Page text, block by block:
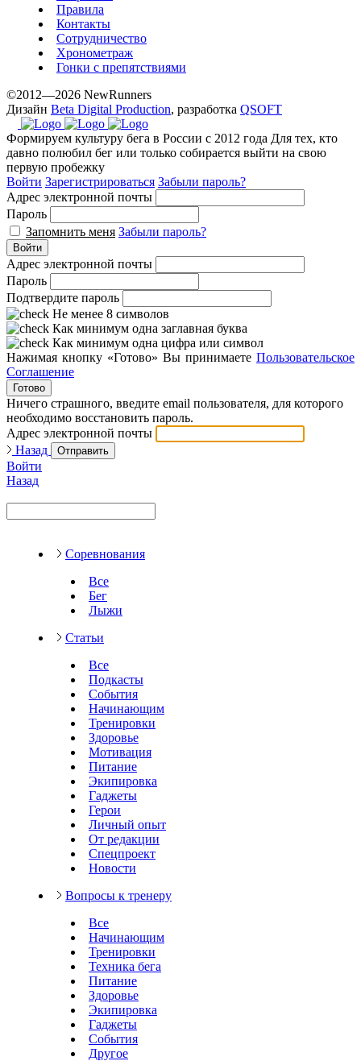
Правила
Контакты
Сотрудничество
Хронометраж
Гонки с препятствиями
©2012—2026 NewRunners
Дизайн Beta Digital Production, разработка QSOFT
Формируем культуру бега в России с 2012 года Для тех, кто
давно полюбил бег или только собирается выйти на свою
первую пробежку
Войти Зарегистрироваться Забыли пароль?
Адрес электронной почты
Пароль
Запомнить меня Забыли пароль?
Войти
Адрес электронной почты
Пароль
Подтвердите пароль
Не менее 8 символов
Как минимум одна заглавная буква
Как минимум одна цифра или символ
Нажимая кнопку «Готово» Вы принимаете Пользовательское
Соглашение
Готово
Ничего страшного, введите email пользователя, для которого
необходимо восстановить пароль.
Адрес электронной почты
Назад
Отправить
Войти
Назад
Соревнования
Все
Бег
Лыжи
Статьи
Все
Подкасты
События
Начинающим
Тренировки
Здоровье
Мотивация
Питание
Экипировка
Гаджеты
Герои
Личный опыт
От редакции
Спецпроект
Новости
Вопросы к тренеру
Все
Начинающим
Тренировки
Техника бега
Питание
Здоровье
Экипировка
Гаджеты
События
Другое